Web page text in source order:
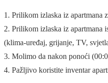
1. Prilikom izlaska iz apartmana
2. Prilikom izlaska iz apartmana
(klima-uređaj, grijanje, TV,
3. Molimo da nakon ponoći
4. Pažljivo koristite inventar